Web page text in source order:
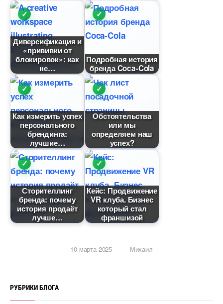
Диверсификация и
«прививки от
локировок»: как
не
Подробная история
ренда Coca-Cola
Как измерить успех
персонального
рендинга:
лучшие
Обстоятельства
или мы
определяем наш
успех?
Сторителлин
ренда: почему
история продаёт
лучше
Кейс: Продвижение
VR клуба. Бизнес
который стал
франшизой
10 марта 2025 — Михаил
РУБРИКИ БЛОГА